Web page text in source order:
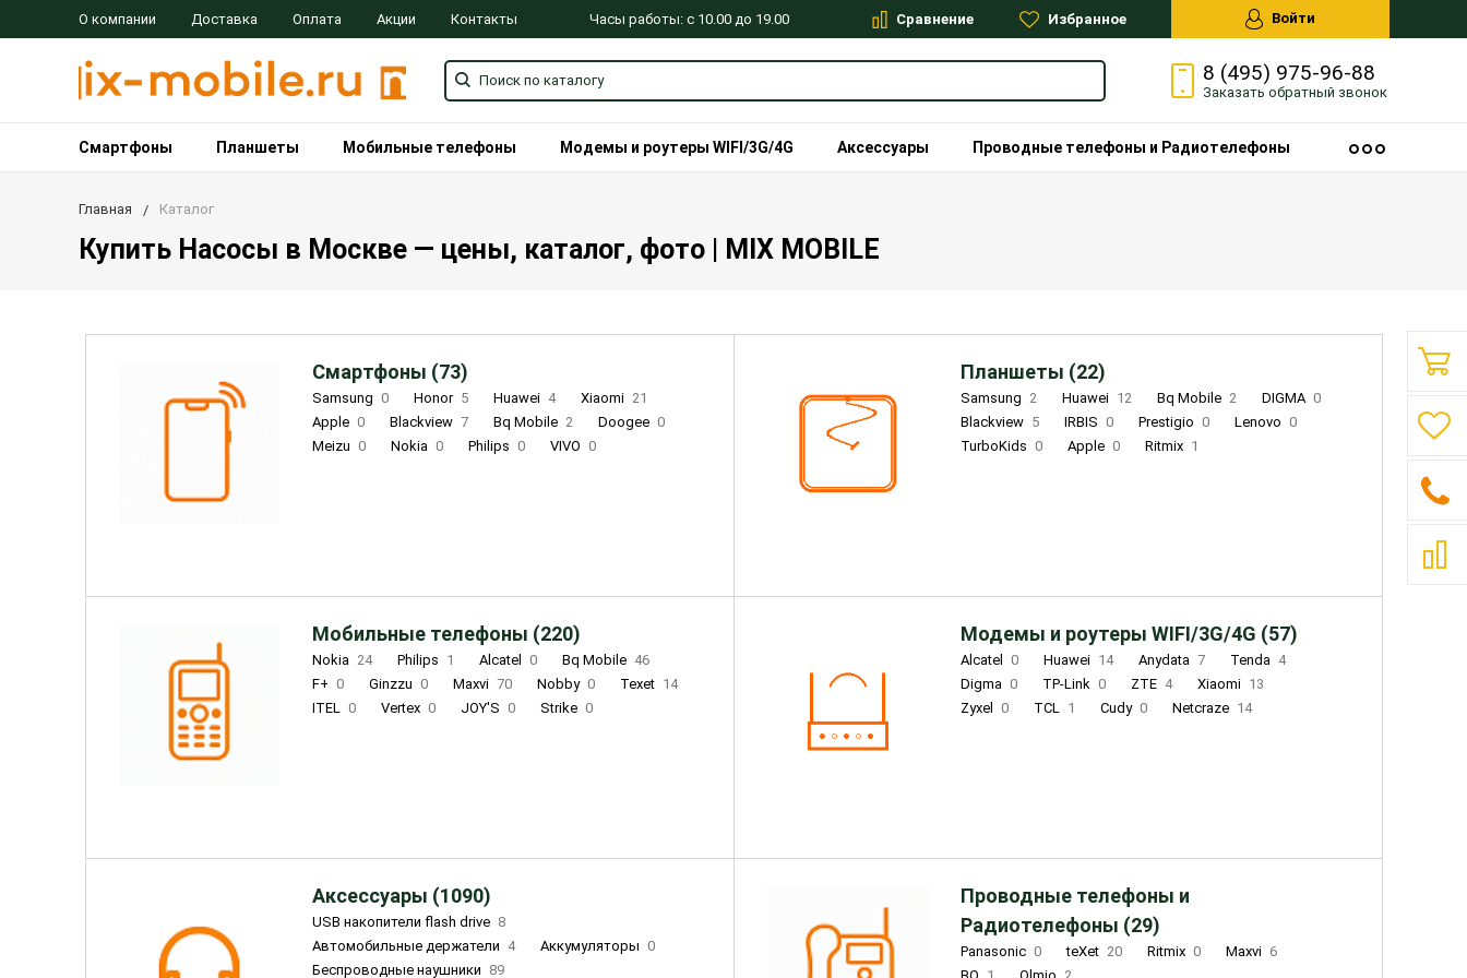
О компании Доставка Оплата Акции Контакты Часы работы: с 10.00 до 19.00 Сравнение Избранное Войти
8 (495) 975-96-88
Заказать обратный звонок
Смартфоны Планшеты Мобильные телефоны Модемы и роутеры WIFI/3G/4G Аксессуары Проводные телефоны и Радиотелефоны
Главная Каталог
Купить Насосы в Москве — цены, каталог, фото | MIX MOBILE
Смартфоны (73)
Samsung 0 Honor 5 Huawei 4 Xiaomi 21
Apple 0 Blackview 7 Bq Mobile 2 Doogee 0
Meizu 0 Nokia 0 Philips 0 VIVO 0
Планшеты (22)
Samsung 2 Huawei 12 Bq Mobile 2 DIGMA 0
Blackview 5 IRBIS 0 Prestigio 0 Lenovo 0
TurboKids 0 Apple 0 Ritmix 1
Мобильные телефоны (220)
Nokia 24 Philips 1 Alcatel 0 Bq Mobile 46
F+ 0 Ginzzu 0 Maxvi 70 Nobby 0 Texet 14
ITEL 0 Vertex 0 JOY'S 0 Strike 0
Модемы и роутеры WIFI/3G/4G (57)
Alcatel 0 Huawei 14 Anydata 7 Tenda 4
Digma 0 TP-Link 0 ZTE 4 Xiaomi 13
Zyxel
0 TCL 1 Cudy 0 Netcraze 14
Аксессуары (1090)
USB накопители flash drive 8
Автомобильные держатели 4 Аккумуляторы 0
Беспроводные наушники 89
Проводные телефоны и
Радиотелефоны (29)
Panasonic 0 teXet 20 Ritmix 0 Maxvi 6